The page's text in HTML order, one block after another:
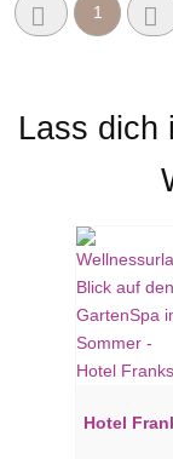
1
Lass dich
Hotel